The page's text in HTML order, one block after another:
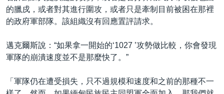
的臘戍，或者對其進行圍攻，或者只是牽制目前被困在那裡
的政府軍部隊。該組織沒有回應置評請求。
邁克爾斯說：“如果拿一開始的‘1027 ’攻勢做比較，你會發現
軍隊的崩潰速度並不是那麼快了。”
「軍隊仍在遭受損失，只不過規模和速度和之前的那種不一